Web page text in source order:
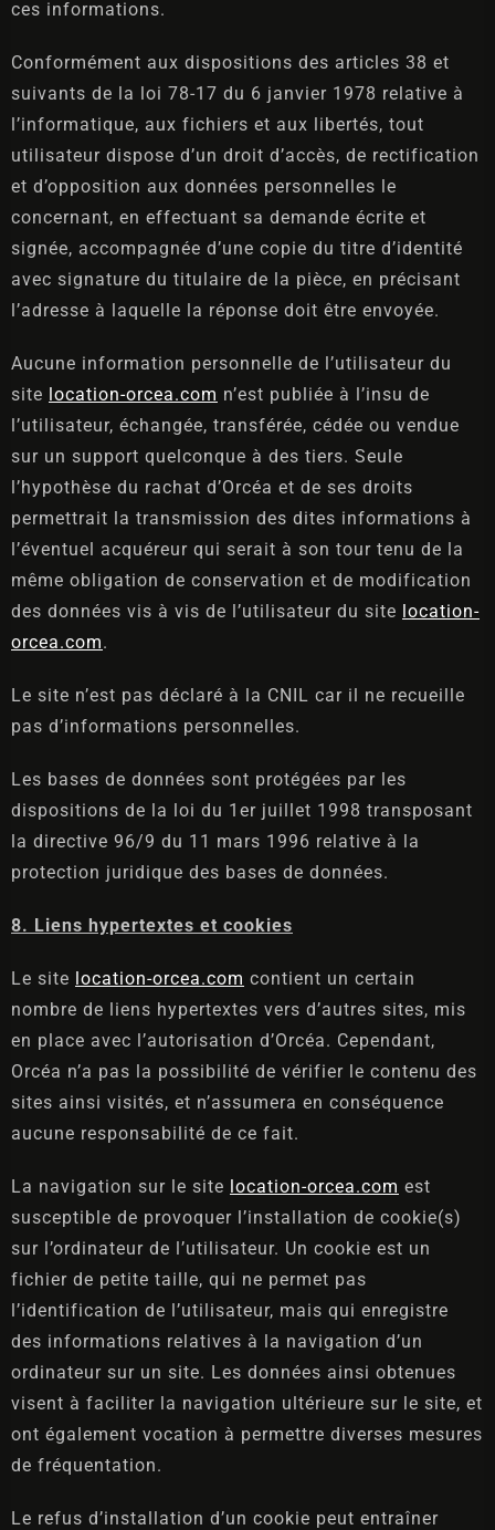
ces informations.
Conformément aux dispositions des articles 38 et
suivants de la loi 78-17 du 6 janvier 1978 relative à
l’informatique, aux fichiers et aux libertés, tout
utilisateur dispose d’un droit d’accès, de rectification
et d’opposition aux données personnelles le
concernant, en effectuant sa demande écrite et
signée, accompagnée d’une copie du titre d’identité
avec signature du titulaire de la pièce, en précisant
l’adresse à laquelle la réponse doit être envoyée.
Aucune information personnelle de l’utilisateur du
site location-orcea.com n’est publiée à l’insu de
l’utilisateur, échangée, transférée, cédée ou vendue
sur un support quelconque à des tiers. Seule
l’hypothèse du rachat d’Orcéa et de ses droits
permettrait la transmission des dites informations à
l’éventuel acquéreur qui serait à son tour tenu de la
même obligation de conservation et de modification
des données vis à vis de l’utilisateur du site location-
orcea.com.
Le site n’est pas déclaré à la CNIL car il ne recueille
pas d’informations personnelles.
Les bases de données sont protégées par les
dispositions de la loi du 1er juillet 1998 transposant
la directive 96/9 du 11 mars 1996 relative à la
protection juridique des bases de données.
8. Liens hypertextes et cookies
Le site location-orcea.com contient un certain
nombre de liens hypertextes vers d’autres sites, mis
en place avec l’autorisation d’Orcéa. Cependant,
Orcéa n’a pas la possibilité de vérifier le contenu des
sites ainsi visités, et n’assumera en conséquence
aucune responsabilité de ce fait.
La navigation sur le site location-orcea.com est
susceptible de provoquer l’installation de cookie(s)
sur l’ordinateur de l’utilisateur. Un cookie est un
fichier de petite taille, qui ne permet pas
l’identification de l’utilisateur, mais qui enregistre
des informations relatives à la navigation d’un
ordinateur sur un site. Les données ainsi obtenues
visent à faciliter la navigation ultérieure sur le site, et
ont également vocation à permettre diverses mesures
de fréquentation.
Le refus d’installation d’un cookie peut entraîner
Invités
1